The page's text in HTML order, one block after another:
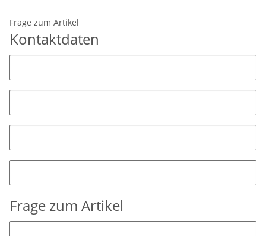
Frage zum Artikel
Kontaktdaten
Frage zum Artikel